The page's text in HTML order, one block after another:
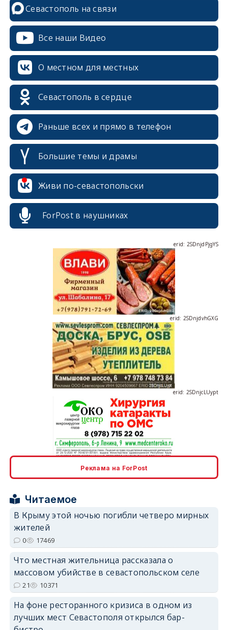
Севастополь на связи
Все наши Видео
О местном для местных
Севастополь в сердце
Раньше всех и прямо в телефон
Большие темы и драмы
Живи по-севастопольски
ForPost в наушниках
erid: 2SDnjdvhGXG
erid: 2SDnjcLUypt
erid: 2SDnjcrDNw6
erid: 2SDnjdvhGXG
Реклама на ForPost
Читаемое
В Крыму этой ночью погибли четверо мирных
жителей
0 17469
Что местная жительница рассказала о
массовом убийстве в севастопольском селе
21 10371
На фоне ресторанного кризиса в одном из
лучших мест Севастополя открылся бар-